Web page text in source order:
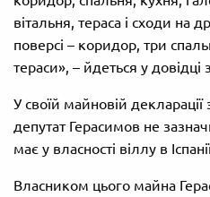
вітальня, тераса і сходи на
поверсі – коридор, три
тераси», – йдеться у довідці
У своїй майновій
депутат Герасимов не
має у власності віллу в
Власником цього майна